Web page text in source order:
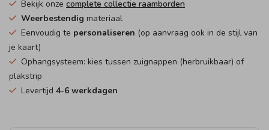
Bekijk onze complete collectie raamborden
Weerbestendig materiaal
Eenvoudig te personaliseren (op aanvraag ook in de stijl van
je kaart)
Ophangsysteem: kies tussen zuignappen (herbruikbaar) of
plakstrip
Levertijd 4-6 werkdagen